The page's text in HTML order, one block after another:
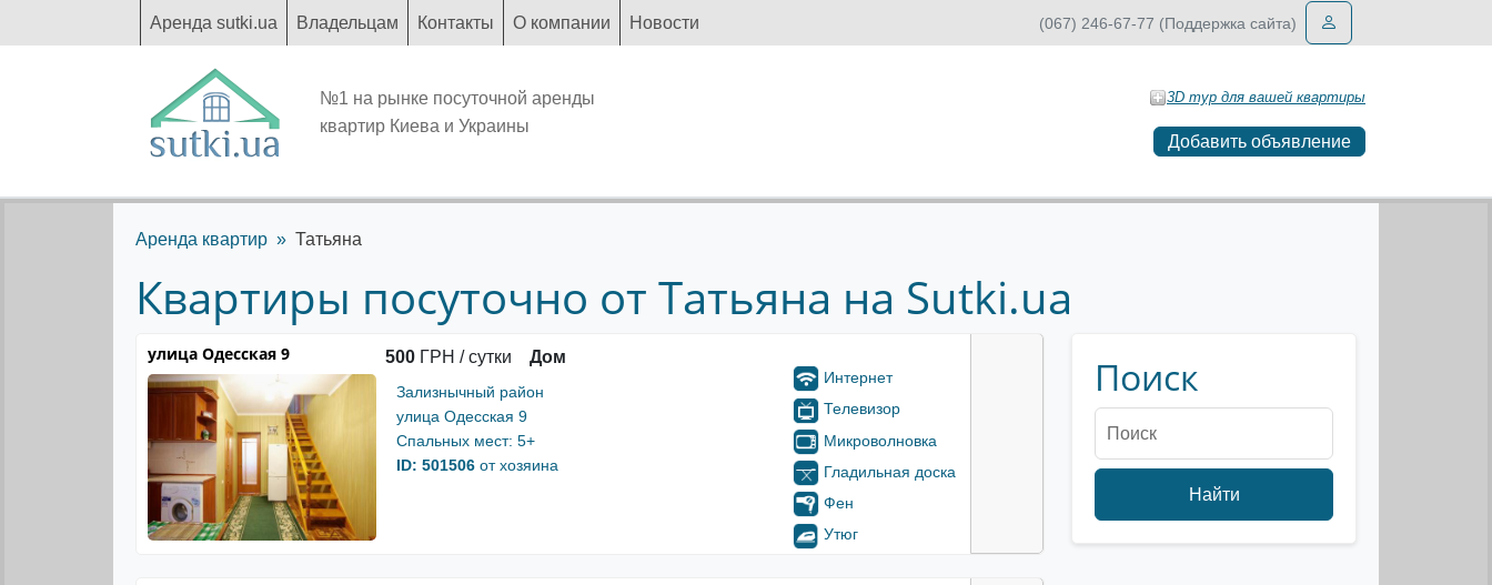
Аренда sutki.ua Владельцам Контакты О компании Новости (067) 246-67-77 (Поддержка сайта)
№1 на рынке посуточной аренды
квартир Киева и Украины
3D тур для вашей квартиры
Добавить объявление
Аренда квартир Татьяна
Квартиры посуточно от Татьяна на Sutki.ua
улица Одесская 9 500 ГРН / сутки Дом
Зализнычный район
улица Одесская 9
Спальных мест: 5+
ID: 501506 от хозяина
Интернет
Телевизор
Микроволновка
Гладильная доска
Фен
Утюг
Поиск
Найти